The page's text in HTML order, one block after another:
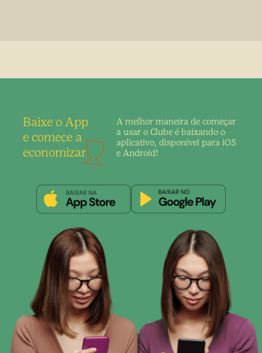
Baixe o App
e comece a
economizar
A melhor maneira de começar
a usar o Clube é baixando o
aplicativo, disponível para iOS
e Android!